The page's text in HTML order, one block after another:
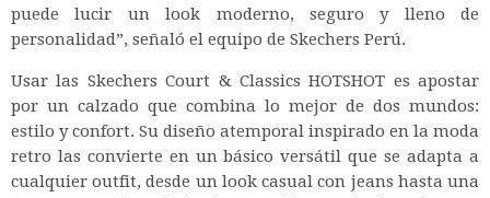
puede lucir un look moderno, seguro y lleno de
personalidad”, señaló el equipo de Skechers Perú.
Usar las Skechers Court & Classics HOTSHOT es apostar
por un calzado que combina lo mejor de dos mundos:
estilo y confort. Su diseño atemporal inspirado en la moda
retro las convierte en un básico versátil que se adapta a
cualquier outfit, desde un look casual con jeans hasta una